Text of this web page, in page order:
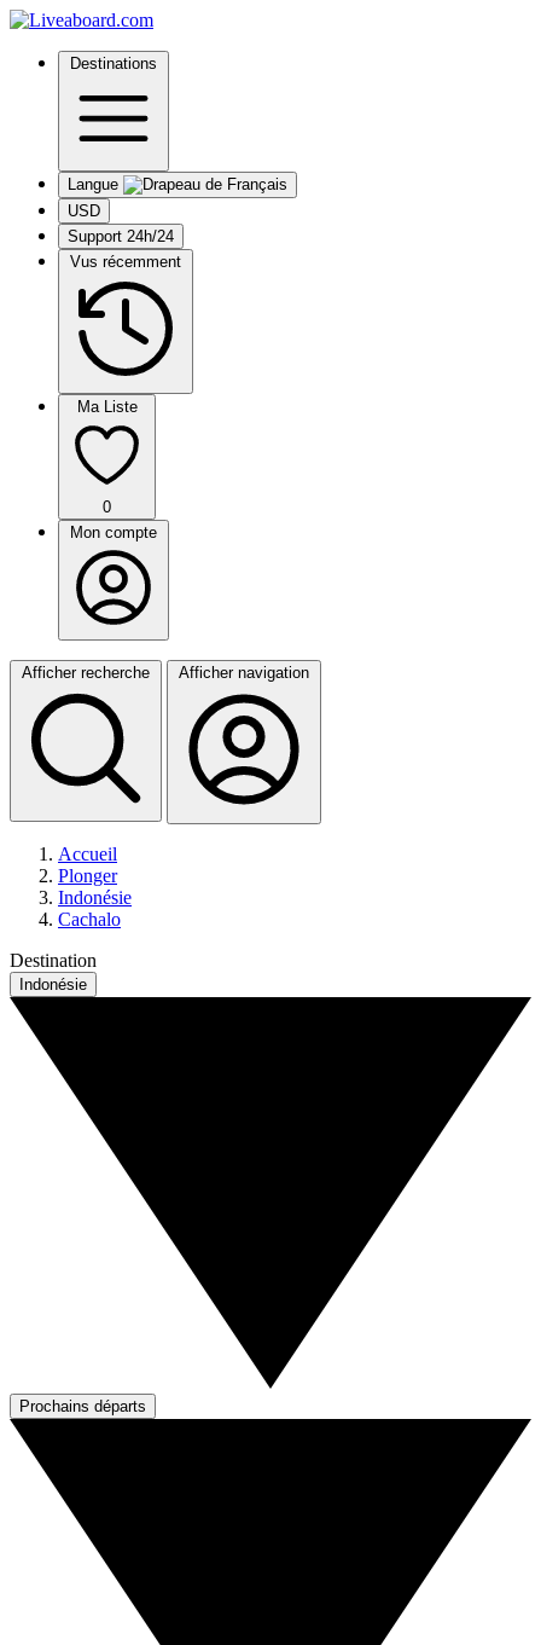
Destinations
Langue
USD
Support 24h/24
Vus récemment
Ma Liste
0
Mon compte
Afficher recherche Afficher navigation
Accueil
Plonger
Indonésie
Cachalo
Destination
Indonésie
Prochains départs